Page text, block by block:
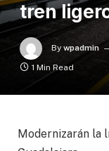
tren
By wpadmin
1 Min Read
Modernizarán la